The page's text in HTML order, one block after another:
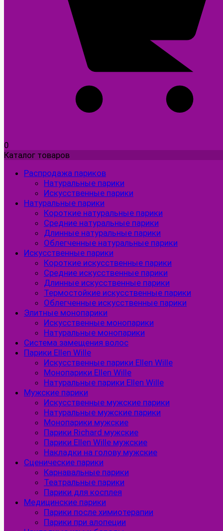
0
Каталог товаров
Распродажа париков
Натуральные парики
Искусственные парики
Натуральные парики
Короткие натуральные парики
Средние натуральные парики
Длинные натуральные парики
Облегченные натуральные парики
Искусственные парики
Короткие искусственные парики
Средние искусственные парики
Длинные искусственные парики
Термостойкие искусственные парики
Облегченные искусственные парики
Элитные монопарики
Искусственные монопарики
Натуральные монопарики
Система замещения волос
Парики Ellen Wille
Искусственные парики Ellen Wille
Монопарики Ellen Wille
Натуральные парики Ellen Wille
Мужские парики
Искусственные мужские парики
Натуральные мужские парики
Монопарики мужские
Парики Richard мужские
Парики Ellen Wille мужские
Накладки на голову мужские
Сценические парики
Карнавальные парики
Театральные парики
Парики для косплея
Медицинские парики
Парики после химиотерапии
Парики при алопеции